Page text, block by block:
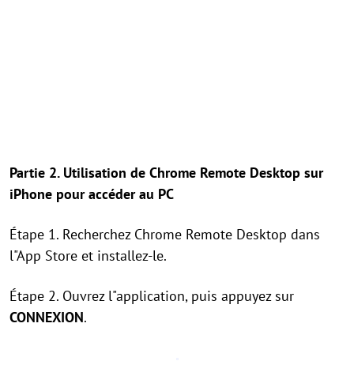
Partie 2. Utilisation de Chrome Remote Desktop sur
iPhone pour accéder au PC
Étape 1. Recherchez Chrome Remote Desktop dans
l"App Store et installez-le.
Étape 2. Ouvrez l"application, puis appuyez sur
CONNEXION.